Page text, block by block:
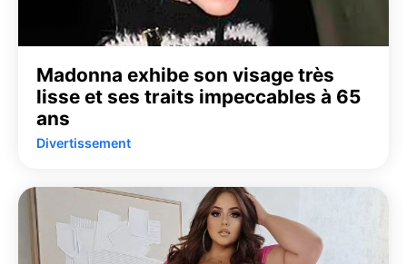
Madonna exhibe son visage très
lisse et ses traits impeccables à 65
ans
Divertissement